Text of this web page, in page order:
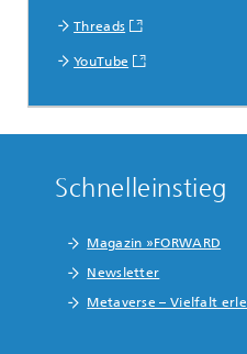
Threads
YouTube
Schnelleinstieg
Magazin »FORWARD
Newsletter
Metaverse – Vielfalt